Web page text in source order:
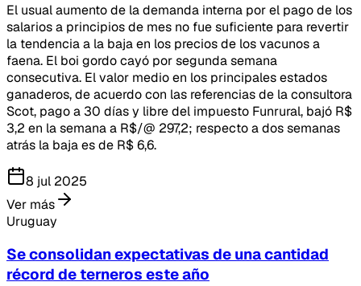
El usual aumento de la demanda interna por el pago de los
salarios a principios de mes no fue suficiente para revertir
la tendencia a la baja en los precios de los vacunos a
faena. El boi gordo cayó por segunda semana
consecutiva. El valor medio en los principales estados
ganaderos, de acuerdo con las referencias de la consultora
Scot, pago a 30 días y libre del impuesto Funrural, bajó R$
3,2 en la semana a R$/@ 297,2; respecto a dos semanas
atrás la baja es de R$ 6,6.
8 jul 2025
Ver más
Uruguay
Se consolidan expectativas de una cantidad
récord de terneros este año